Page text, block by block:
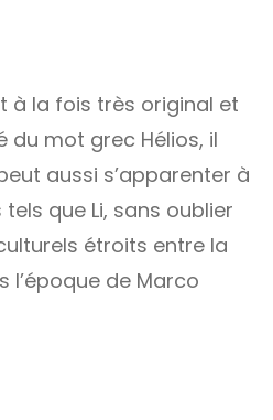
à la fois très original et
du mot grec Hélios, il
aussi s’apparenter à
que Li, sans oublier
étroits entre la
l’époque de Marco